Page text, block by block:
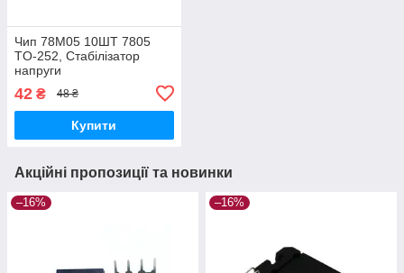
Чип 78M05 10ШТ 7805
TO-252, Стабілізатор
напруги
42 ₴ 48 ₴
Купити
Акційні пропозиції та новинки
–16% –16%